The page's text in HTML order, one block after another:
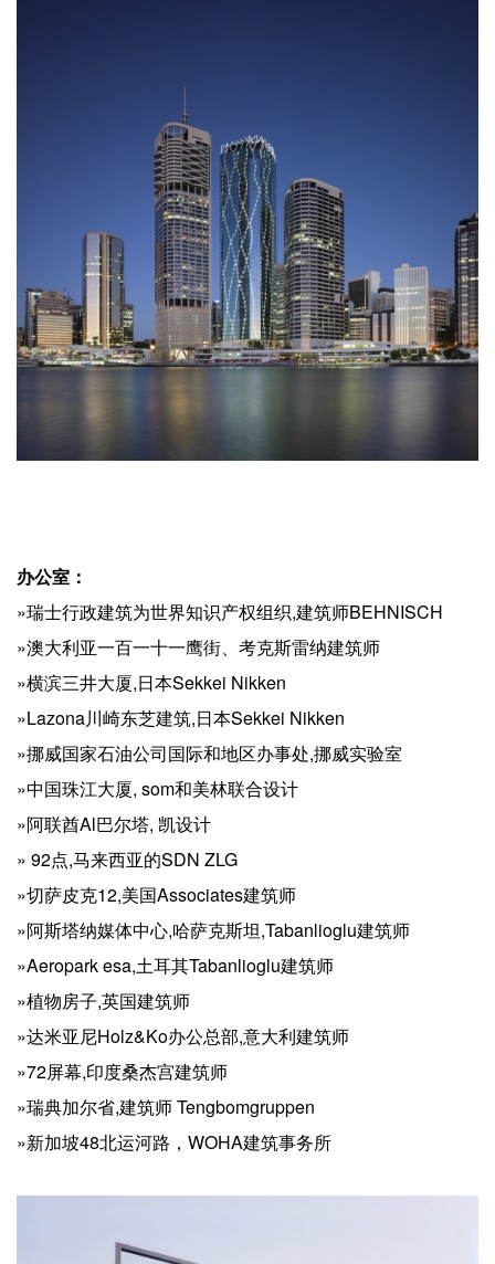
办公室：
»瑞士行政建筑为世界知识产权组织,建筑师BEHNISCH
»澳大利亚一百一十一鹰街、考克斯雷纳建筑师
»横滨三井大厦,日本Sekkei Nikken
»Lazona川崎东芝建筑,日本Sekkei Nikken
»挪威国家石油公司国际和地区办事处,挪威实验室
»中国珠江大厦, som和美林联合设计
»阿联酋Al巴尔塔, 凯设计
» 92点,马来西亚的SDN ZLG
»切萨皮克12,美国Associates建筑师
»阿斯塔纳媒体中心,哈萨克斯坦,Tabanlioglu建筑师
»Aeropark esa,土耳其Tabanlioglu建筑师
»植物房子,英国建筑师
»达米亚尼Holz&Ko办公总部,意大利建筑师
»72屏幕,印度桑杰宫建筑师
»瑞典加尔省,建筑师 Tengbomgruppen
»新加坡48北运河路，WOHA建筑事务所